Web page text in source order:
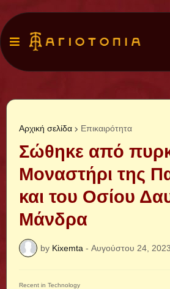
Αρχική σελίδα Επικαιρότητα
Σώθηκε από
Μοναστήρι της
και του Οσίου
Μάνδρα
by Kixemta - Αυγούστου 24, 2023
Recent in Technology